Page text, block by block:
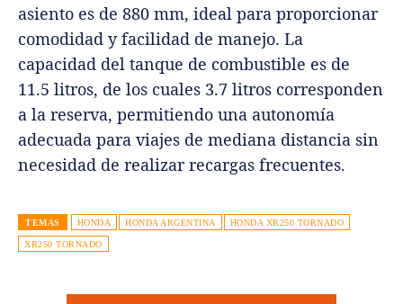
asiento es de 880 mm, ideal para proporcionar
comodidad y facilidad de manejo. La
capacidad del tanque de combustible es de
11.5 litros, de los cuales 3.7 litros corresponden
a la reserva, permitiendo una autonomía
adecuada para viajes de mediana distancia sin
necesidad de realizar recargas frecuentes.
TEMAS HONDA HONDA ARGENTINA HONDA XR250 TORNADO
XR250 TORNADO